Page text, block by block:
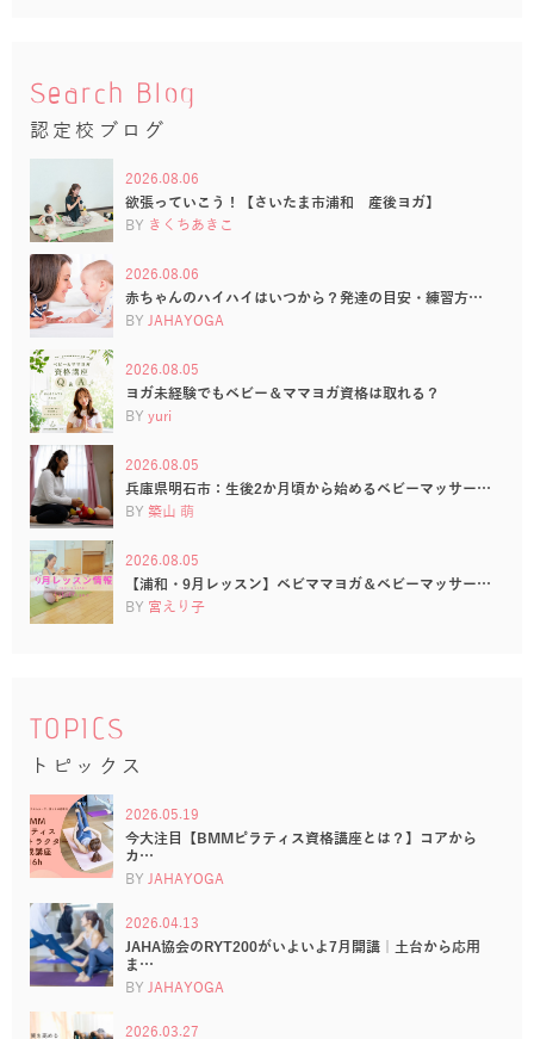
Search Blog
認定校ブログ
2026.08.06
欲張っていこう！【さいたま市浦和 産後ヨガ】
BY きくちあきこ
2026.08.06
赤ちゃんのハイハイはいつから？発達の目安・練習方…
BY JAHAYOGA
2026.08.05
ヨガ未経験でもベビー＆ママヨガ資格は取れる？
BY yuri
2026.08.05
兵庫県明石市：生後2か月頃から始めるベビーマッサー…
BY 築山 萌
2026.08.05
【浦和・9月レッスン】ベビママヨガ＆ベビーマッサー…
BY 宮えり子
TOPICS
トピックス
2026.05.19
今大注目【BMMピラティス資格講座とは？】コアから
カ…
BY JAHAYOGA
2026.04.13
JAHA協会のRYT200がいよいよ7月開講｜土台から応用
ま…
BY JAHAYOGA
2026.03.27